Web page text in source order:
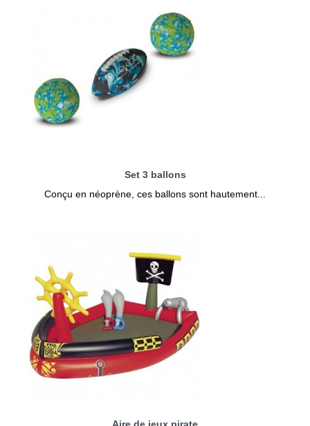
Set 3 ballons
Conçu en néoprène, ces ballons sont hautement...
Aire de jeux pirate